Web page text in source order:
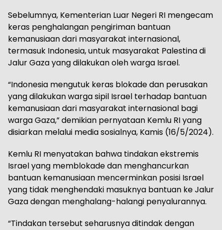
Sebelumnya, Kementerian Luar Negeri RI mengecam
keras penghalangan pengiriman bantuan
kemanusiaan dari masyarakat internasional,
termasuk Indonesia, untuk masyarakat Palestina di
Jalur Gaza yang dilakukan oleh warga Israel.
“Indonesia mengutuk keras blokade dan perusakan
yang dilakukan warga sipil Israel terhadap bantuan
kemanusiaan dari masyarakat internasional bagi
warga Gaza,” demikian pernyataan Kemlu RI yang
disiarkan melalui media sosialnya, Kamis (16/5/2024).
Kemlu RI menyatakan bahwa tindakan ekstremis
Israel yang memblokade dan menghancurkan
bantuan kemanusiaan mencerminkan posisi Israel
yang tidak menghendaki masuknya bantuan ke Jalur
Gaza dengan menghalang-halangi penyalurannya.
“Tindakan tersebut seharusnya ditindak dengan